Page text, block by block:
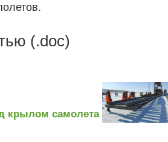
(.doc)
крылом самолета